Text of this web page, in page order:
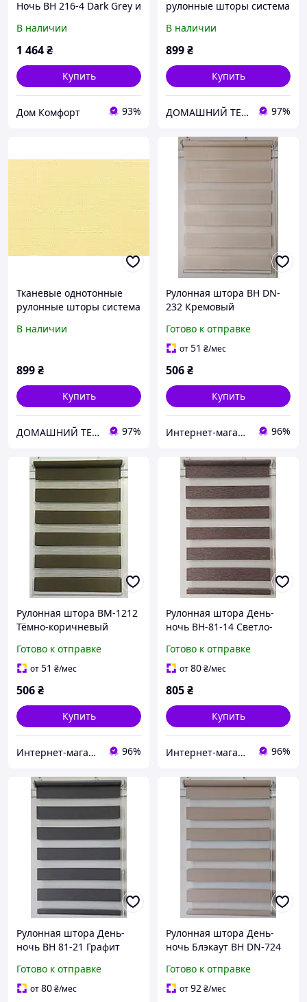
Ночь BH 216-4 Dark Grey и
система Mini Set
В наличии
1 464₴
Купить
Дом Комфорт 93%
рулонные шторы система
под лен кремовый
В наличии
899₴
Купить
ДОМАШНИЙ ТЕКСТИЛЬ - уют и комфорт в Вашем доме 97%
Тканевые однотонные
рулонные шторы система
под лен желто-бежевый
В наличии
899₴
Купить
ДОМАШНИЙ ТЕКСТИЛЬ - уют и комфорт в Вашем доме 97%
Рулонная штора ВН DN-
232 Кремовый
Готово к отправке
от51 ₴/мес
506₴
Купить
Интернет-магазин "Мир штор" 96%
Рулонная штора ВМ-1212
Тёмно-коричневый
Готово к отправке
от51 ₴/мес
506₴
Купить
Интернет-магазин "Мир штор" 96%
Рулонная штора День-
ночь ВН-81-14 Светло-
Готово к отправке
от80₴/мес
805₴
Купить
Интернет-магазин "Мир штор" 96%
Рулонная штора День-
ночь ВН 81-21 Графит
Готово к отправке
от80₴/мес
Рулонная штора День-
ночь Блэкаут ВН DN-724
Готово к отправке
от92₴/мес